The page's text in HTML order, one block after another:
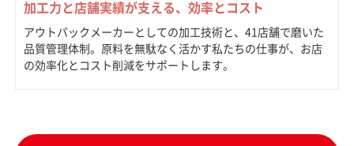
加工力と店舗実績が支える、効率とコスト
アウトパックメーカーとしての加工技術と、41店舗で磨いた
品質管理体制。原料を無駄なく活かす私たちの仕事が、お店
の効率化とコスト削減をサポートします。